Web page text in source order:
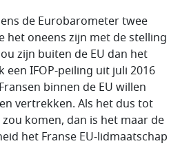
de Eurobarometer twee
het oneens zijn met de stelling
zijn buiten de EU dan het
een IFOP-peiling uit juli 2016
binnen de EU willen
vertrekken. Als het dus tot
komen, dan is het maar de
het Franse EU-lidmaatschap